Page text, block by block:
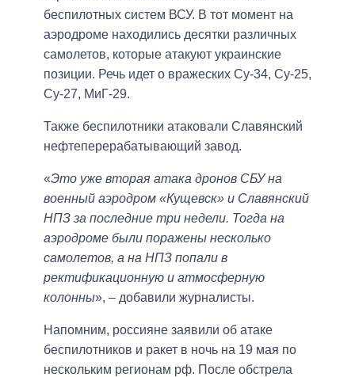
беспилотных систем ВСУ. В тот момент на
аэродроме находились десятки различных
самолетов, которые атакуют украинские
позиции. Речь идет о вражеских Су-34, Су-25,
Су-27, МиГ-29.
Также беспилотники атаковали Славянский
нефтеперерабатывающий завод.
«Это уже вторая атака дронов СБУ на
военный аэродром «Кущевск» и Славянский
НПЗ за последние три недели. Тогда на
аэродроме были поражены несколько
самолетов, а на НПЗ попали в
ректификационную и атмосферную
колонны», – добавили журналисты.
Напомним, россияне заявили об атаке
беспилотников и ракет в ночь на 19 мая по
нескольким регионам рф. После обстрела